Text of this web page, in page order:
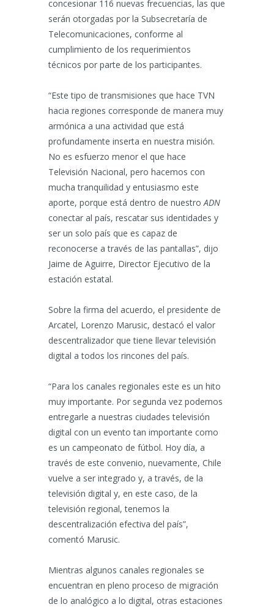
concesionar 116 nuevas frecuencias, las que
serán otorgadas por la Subsecretaría de
Telecomunicaciones, conforme al
cumplimiento de los requerimientos
técnicos por parte de los participantes.
“Este tipo de transmisiones que hace TVN
hacia regiones corresponde de manera muy
armónica a una actividad que está
profundamente inserta en nuestra misión.
No es esfuerzo menor el que hace
Televisión Nacional, pero hacemos con
mucha tranquilidad y entusiasmo este
aporte, porque está dentro de nuestroADN
conectar al país, rescatar sus identidades y
ser un solo país que es capaz de
reconocerse a través de las pantallas”, dijo
Jaime de Aguirre, Director Ejecutivo de la
estación estatal.
Sobre la firma del acuerdo, el presidente de
Arcatel, Lorenzo Marusic, destacó el valor
descentralizador que tiene llevar televisión
digital a todos los rincones del país.
“Para los canales regionales este es un hito
muy importante. Por segunda vez podemos
entregarle a nuestras ciudades televisión
digital con un evento tan importante como
es un campeonato de fútbol. Hoy día, a
través de este convenio, nuevamente, Chile
vuelve a ser integrado y, a través, de la
televisión digital y, en este caso, de la
televisión regional, tenemos la
descentralización efectiva del país”,
comentó Marusic.
Mientras algunos canales regionales se
encuentran en pleno proceso de migración
de lo analógico a lo digital, otras estaciones